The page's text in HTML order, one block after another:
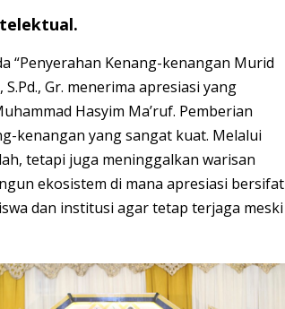
“Penyerahan Kenang-kenangan Murid
Gr. menerima apresiasi yang
Hasyim Ma’ruf. Pemberian
kenangan yang sangat kuat. Melalui
tetapi juga meninggalkan warisan
ekosistem di mana apresiasi bersifat
dan institusi agar tetap terjaga meski